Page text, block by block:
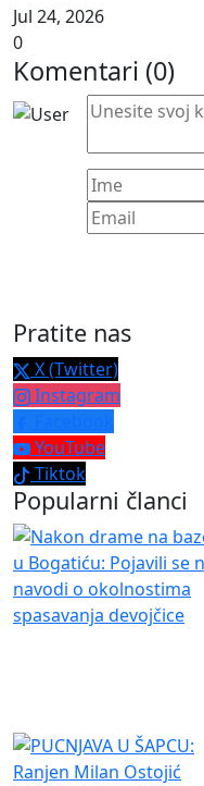
Jul 24, 2026
0
Komentari (0)
Pratite nas
X (Twitter)
Instagram
YouTube
Tiktok
Popularni članci